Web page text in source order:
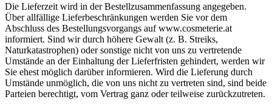
Die Lieferzeit wird in der Bestellzusammenfassung angegeben.
Über allfällige Lieferbeschränkungen werden Sie vor dem
Abschluss des Bestellungsvorgangs auf www.cosmeterie.at
informiert. Sind wir durch höhere Gewalt (z. B. Streiks,
Naturkatastrophen) oder sonstige nicht von uns zu vertretende
Umstände an der Einhaltung der Lieferfristen gehindert, werden wir
Sie ehest möglich darüber informieren. Wird die Lieferung durch
Umstände unmöglich, die von uns nicht zu vertreten sind, sind beide
Parteien berechtigt, vom Vertrag ganz oder teilweise zurückzutreten.